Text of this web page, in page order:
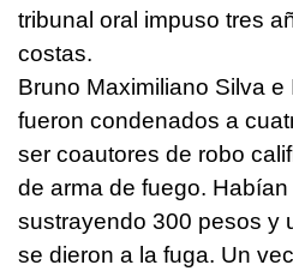
tribunal oral impuso tres
costas.
Bruno Maximiliano Silva
fueron condenados a
ser coautores de robo
de arma de fuego.
sustrayendo 300 pesos y
se dieron a la fuga. Un